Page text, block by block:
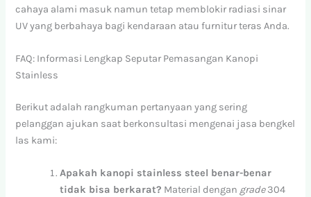
cahaya alami masuk namun tetap memblokir radiasi sinar
UV yang berbahaya bagi kendaraan atau furnitur teras Anda.
FAQ: Informasi Lengkap Seputar Pemasangan Kanopi
Stainless
Berikut adalah rangkuman pertanyaan yang sering
pelanggan ajukan saat berkonsultasi mengenai jasa bengkel
las kami:
Apakah kanopi stainless steel benar-benar
tidak bisa berkarat? Material dengangrade304